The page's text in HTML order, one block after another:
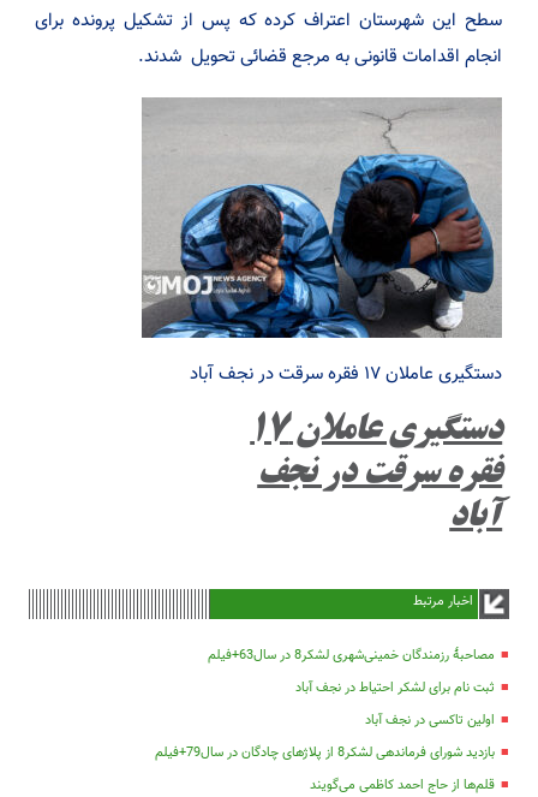
سطح این شهرستان اعتراف کرده که پس از تشکیل پرونده برای
انجام اقدامات قانونی به مرجع قضائی تحویل شدند.
دستگیری عاملان ۱۷ فقره سرقت در نجف آباد
دستگیری عاملان ۱۷
فقره سرقت در نجف
آباد
اخبار مرتبط
مصاحبۀ رزمندگان خمینی‌شهری لشکر8 در سال63+فیلم
ثبت نام برای لشکر احتیاط در نجف آباد
اولین تاکسی در نجف آباد
بازدید شورای فرماندهی لشکر8 از پلاژهای چادگان در سال79+فیلم
قلم‌ها از حاج احمد کاظمی می‌گویند